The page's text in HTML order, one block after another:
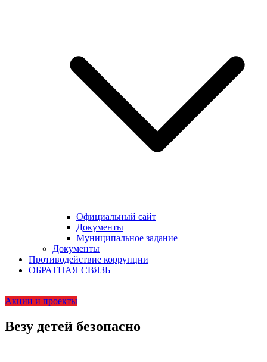
Официальный сайт
Документы
Муниципальное задание
Документы
Противодействие коррупции
ОБРАТНАЯ СВЯЗЬ
Акции и проекты
Везу детей безопасно